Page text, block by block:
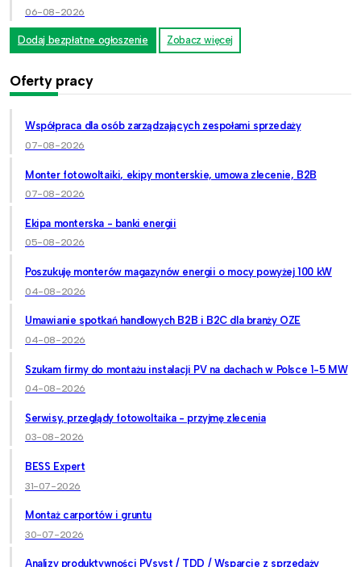
06-08-2026
Dodaj bezpłatne ogłoszenie Zobacz więcej
Oferty pracy
Współpraca dla osób zarządzających zespołami sprzedaży
07-08-2026
Monter fotowoltaiki, ekipy monterskie, umowa zlecenie, B2B
07-08-2026
Ekipa monterska - banki energii
05-08-2026
Poszukuję monterów magazynów energii o mocy powyżej 100 kW
04-08-2026
Umawianie spotkań handlowych B2B i B2C dla branży OZE
04-08-2026
Szukam firmy do montażu instalacji PV na dachach w Polsce 1-5 MW
04-08-2026
Serwisy, przeglądy fotowoltaika - przyjmę zlecenia
03-08-2026
BESS Expert
31-07-2026
Montaż carportów i gruntu
30-07-2026
Analizy produktywności PVsyst / TDD / Wsparcie z sprzedaży